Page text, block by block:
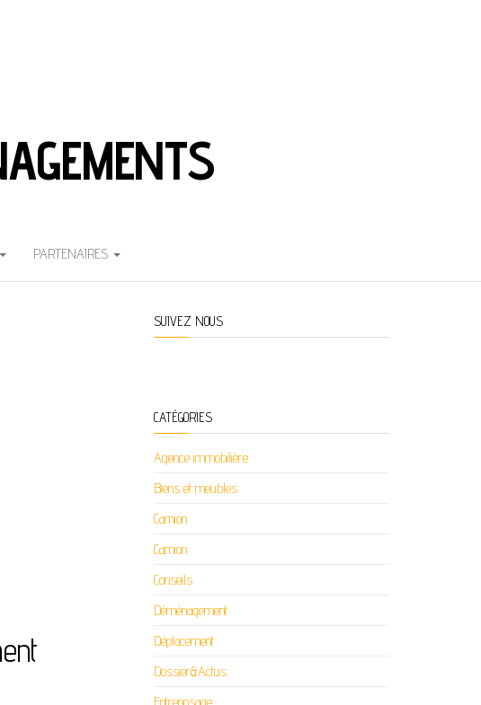
PARTENAIRES
SUIVEZ NOUS
CATÉGORIES
Agence immobilière
Biens et meubles
Camion
Camion
Conseils
Déménagement
Déplacement
Dossier&Actus